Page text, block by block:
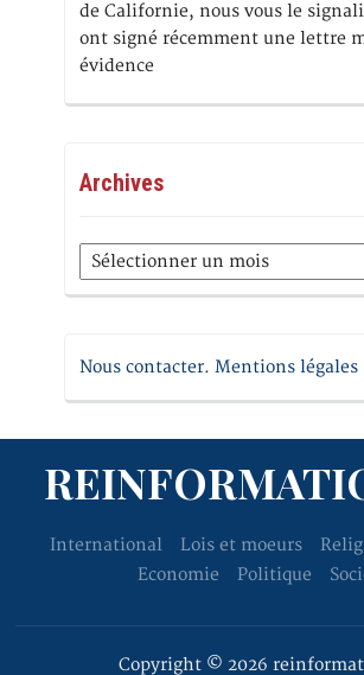
de Californie, nous vous le
ont signé récemment une lettre
évidence
Archives
Archives
Nous contacter. Mentions légales
International Lois et moeurs
Economie
Politique
Copyright © 2026